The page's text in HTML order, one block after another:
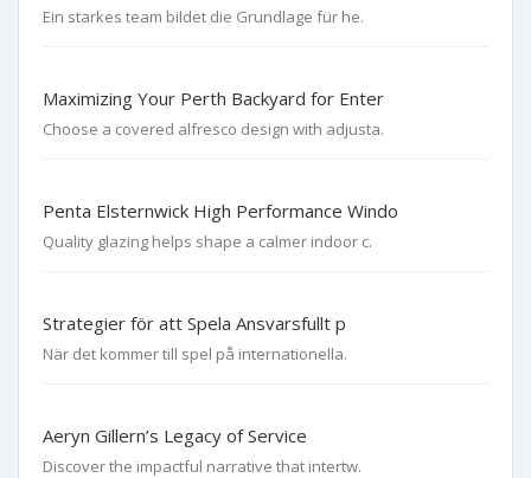
Ein starkes team bildet die Grundlage für he.
Maximizing Your Perth Backyard for Enter
Choose a covered alfresco design with adjusta.
Penta Elsternwick High Performance Windo
Quality glazing helps shape a calmer indoor c.
Strategier för att Spela Ansvarsfullt p
När det kommer till spel på internationella.
Aeryn Gillern’s Legacy of Service
Discover the impactful narrative that intertw.